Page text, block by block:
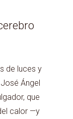
de luces y
Ángel
que
calor —y